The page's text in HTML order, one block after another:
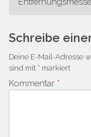
Navigation
Schreibe
Deine E-Mail-Adresse
sind mit * markiert
Kommentar *